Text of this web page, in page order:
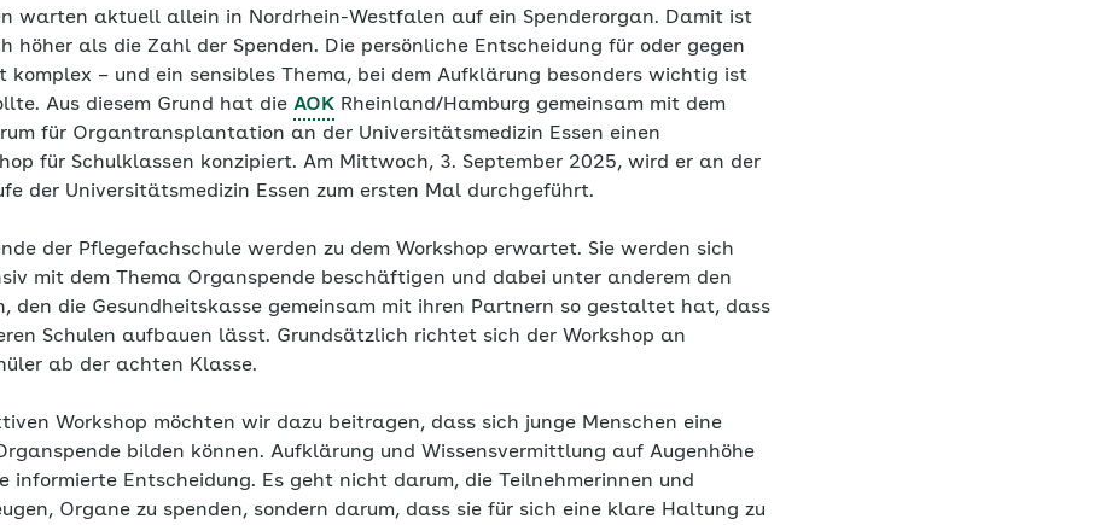
warten aktuell allein in Nordrhein-Westfalen auf ein Spenderorgan. Damit ist
höher als die Zahl der Spenden. Die persönliche Entscheidung für oder gegen
komplex – und ein sensibles Thema, bei dem Aufklärung besonders wichtig ist
Aus diesem Grund hat die AOK Rheinland/Hamburg gemeinsam mit dem
für Organtransplantation an der Universitätsmedizin Essen einen
für Schulklassen konzipiert. Am Mittwoch, 3. September 2025, wird er an der
der Universitätsmedizin Essen zum ersten Mal durchgeführt.
der Pflegefachschule werden zu dem Workshop erwartet. Sie werden sich
mit dem Thema Organspende beschäftigen und dabei unter anderem den
den die Gesundheitskasse gemeinsam mit ihren Partnern so gestaltet hat, dass
Schulen aufbauen lässt. Grundsätzlich richtet sich der Workshop an
ab der achten Klasse.
Workshop möchten wir dazu beitragen, dass sich junge Menschen eine
bilden können. Aufklärung und Wissensvermittlung auf Augenhöhe
informierte Entscheidung. Es geht nicht darum, die Teilnehmerinnen und
Organe zu spenden, sondern darum, dass sie für sich eine klare Haltung zu